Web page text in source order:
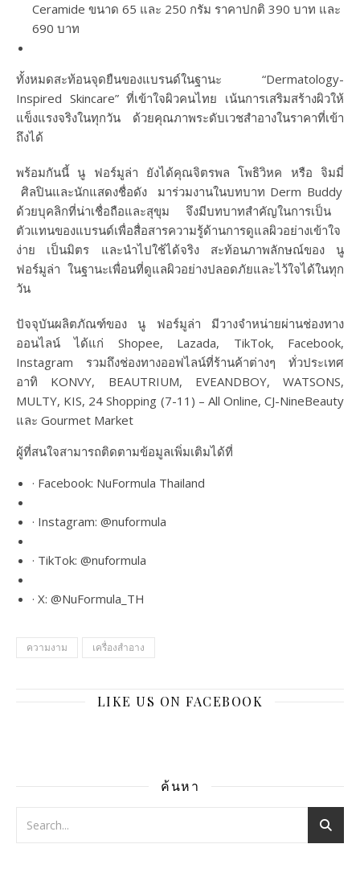
Ceramide ขนาด 65 และ 250 กรัม ราคาปกติ 390 บาท และ
690 บาท
ทั้งหมดสะท้อนจุดยืนของแบรนด์ในฐานะ “Dermatology-
Inspired Skincare”ที่เข้าใจผิวคนไทย เน้นการเสริมสร้างผิวให้
แข็งแรงจริงในทุกวัน ด้วยคุณภาพระดับเวชสำอางในราคาที่เข้า
ถึงได้
พร้อมกันนี้ นู ฟอร์มูล่า ยังได้คุณจิตรพล โพธิวิหค หรือ จิมมี่
ศิลปินและนักแสดงชื่อดัง มาร่วมงานในบทบาท Derm Buddy
ด้วยบุคลิกที่น่าเชื่อถือและสุขุม จึงมีบทบาทสำคัญในการเป็น
ตัวแทนของแบรนด์เพื่อสื่อสารความรู้ด้านการดูแลผิวอย่างเข้าใจ
ง่าย เป็นมิตร และนำไปใช้ได้จริง สะท้อนภาพลักษณ์ของ นู
ฟอร์มูล่า ในฐานะเพื่อนที่ดูแลผิวอย่างปลอดภัยและไว้ใจได้ในทุก
วัน
ปัจจุบันผลิตภัณฑ์ของ นู ฟอร์มูล่า มีวางจำหน่ายผ่านช่องทาง
ออนไลน์ ได้แก่ Shopee, Lazada, TikTok, Facebook,
Instagram รวมถึงช่องทางออฟไลน์ที่ร้านค้าต่างๆ ทั่วประเทศ
อาทิ KONVY, BEAUTRIUM, EVEANDBOY, WATSONS,
MULTY, KIS, 24 Shopping (7-11) – All Online, CJ-NineBeauty
และ Gourmet Market
ผู้ที่สนใจสามารถติดตามข้อมูลเพิ่มเติมได้ที่
· Facebook: NuFormula Thailand
· Instagram: @nuformula
· TikTok: @nuformula
· X: @NuFormula_TH
ความงาม เครื่องสำอาง
LIKE US ON FACEBOOK
ค้นหา